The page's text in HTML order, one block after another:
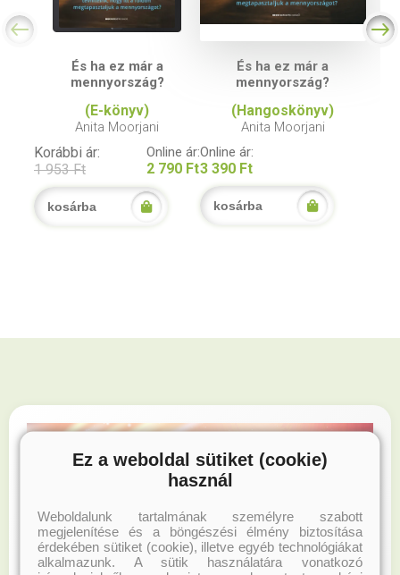
És ha ez már a
mennyország?
(E-könyv)
Anita Moorjani
Korábbi ár:
1 953 Ft
Online ár:
2 790 Ft
kosárba
És ha ez már a
mennyország?
(Hangoskönyv)
Anita Moorjani
Online ár:
3 390 Ft
kosárba
Ez a weboldal sütiket (cookie)
használ
Weboldalunk tartalmának személyre szabott
megjelenítése és a böngészési élmény biztosítása
érdekében sütiket (cookie), illetve egyéb technológiákat
alkalmazunk. A sütik használatára vonatkozó